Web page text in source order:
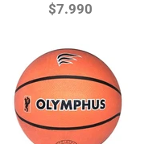
$7.990